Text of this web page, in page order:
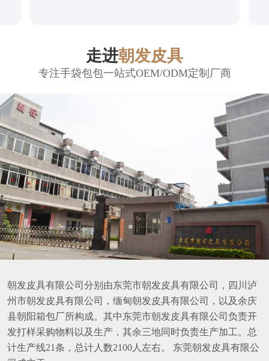
走进朝发皮具
专注手袋包包一站式OEM/ODM定制厂商
朝发皮具有限公司分别由东莞市朝发皮具有限公司，四川泸
州市朝发皮具有限公司，缅甸朝发皮具有限公司，以及余庆
县朝阳箱包厂所构成。其中东莞市朝发皮具有限公司负责开
发打样采购物料以及生产，其余三地同时负责生产加工。总
计生产线21条，总计人数2100人左右。 东莞朝发皮具有限公